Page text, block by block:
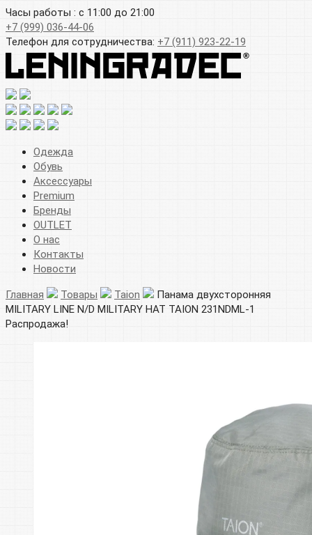
Часы работы : с 11:00 до 21:00
+7 (999) 036-44-06
Телефон для сотрудничества: +7 (911) 923-22-19
Одежда
Обувь
Аксессуары
Premium
Бренды
OUTLET
О нас
Контакты
Новости
Главная Товары Taion
Панама двухсторонняя
MILITARY LINE N/D MILITARY HAT TAION 231NDML-1
Распродажа!